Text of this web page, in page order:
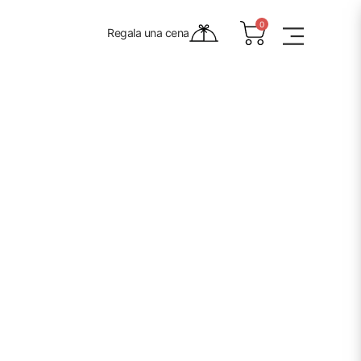
Regala una cena
0
Regala una cena
0